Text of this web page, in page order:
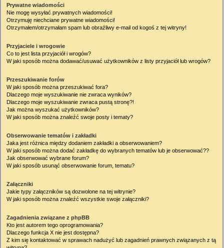
Prywatne wiadomości
Nie mogę wysyłać prywatnych wiadomości!
Otrzymuję niechciane prywatne wiadomości!
Otrzymałem/otrzymałam spam lub obraźliwy e-mail od kogoś z tej witryny!
Przyjaciele i wrogowie
Co to jest lista przyjaciół i wrogów?
W jaki sposób można dodawać/usuwać użytkowników z listy przyjaciół lub wrogów?
Przeszukiwanie forów
W jaki sposób można przeszukiwać fora?
Dlaczego moje wyszukiwanie nie zwraca wyników?
Dlaczego moje wyszukiwanie zwraca pustą stronę?!
Jak można wyszukać użytkowników?
W jaki sposób można znaleźć swoje posty i tematy?
Obserwowanie tematów i zakładki
Jaka jest różnica między dodaniem zakładki a obserwowaniem?
W jaki sposób można dodać zakładkę do wybranych tematów lub je obserwować??
Jak obserwować wybrane forum?
W jaki sposób usunąć obserwowanie forum, tematu?
Załączniki
Jakie typy załączników są dozwolone na tej witrynie?
W jaki sposób można znaleźć wszystkie swoje załączniki?
Zagadnienia związane z phpBB
Kto jest autorem tego oprogramowania?
Dlaczego funkcja X nie jest dostępna?
Z kim się kontaktować w sprawach nadużyć lub zagadnień prawnych związanych z tą